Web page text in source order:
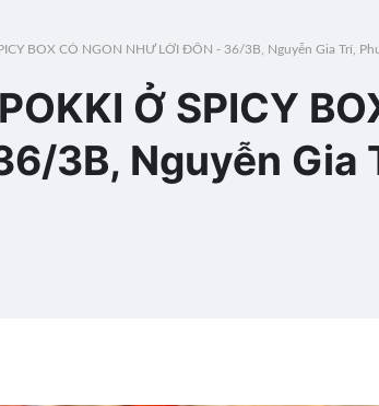
BOX CÓ NGON NHƯ LỜI ĐỒN - 36/3B, Nguyễn Gia Trí,
Ở SPICY
3B, Nguyễn Gia